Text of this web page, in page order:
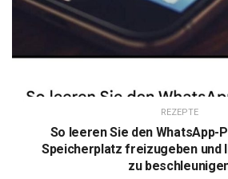
REZEPTE
So leeren Sie den WhatsApp-
Speicherplatz freizugeben und
zu